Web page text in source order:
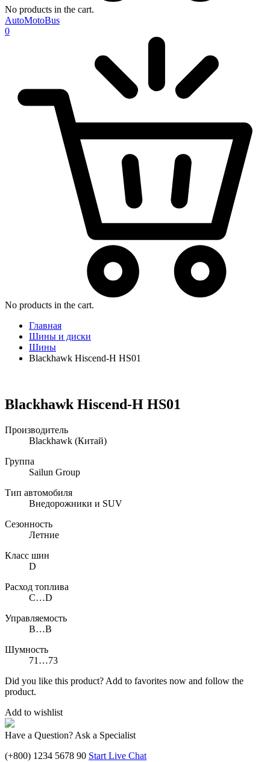
No products in the cart.
AutoMotoBus
0
No products in the cart.
Главная
Шины и диски
Шины
Blackhawk Hiscend-H HS01
Blackhawk Hiscend-H HS01
Производитель
Blackhawk (Китай)
Группа
Sailun Group
Тип автомобиля
Внедорожники и SUV
Сезонность
Летние
Класс шин
D
Расход топлива
C…D
Управляемость
B…B
Шумность
71…73
Did you like this product? Add to favorites now and follow the
product.
Add to wishlist
Have a Question? Ask a Specialist
(+800) 1234 5678 90 Start Live Chat